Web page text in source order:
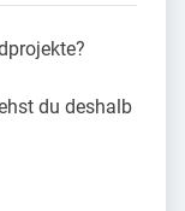
du deshalb